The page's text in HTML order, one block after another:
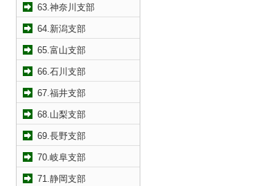
63.神奈川支部
64.新潟支部
65.富山支部
66.石川支部
67.福井支部
68.山梨支部
69.長野支部
70.岐阜支部
71.静岡支部